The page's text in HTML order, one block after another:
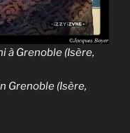
à Grenoble (Isère,
Grenoble (Isère,